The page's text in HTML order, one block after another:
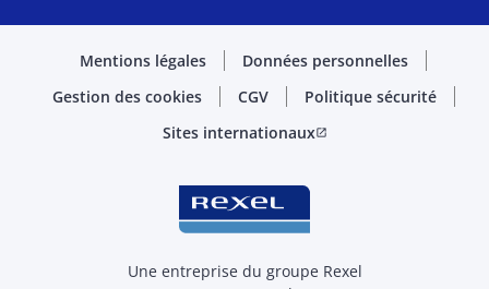
Mentions légales
Données personnelles
Gestion des cookies
CGV
Politique sécurité
Sites internationauxopen_in_new
Une entreprise du groupe Rexel